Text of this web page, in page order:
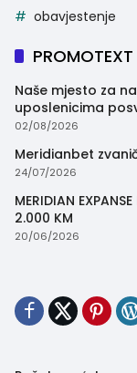
obavjestenje
PROMOTEXT
Naše mjesto za
uposlenicima
trenutak
02/08/2026
Meridianbet
24/07/2026
MERIDIAN
2.000 KM
20/06/2026